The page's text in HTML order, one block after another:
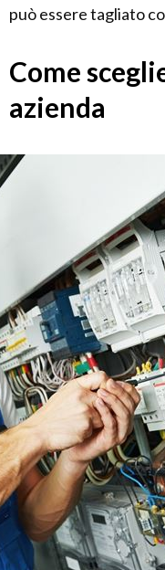
può essere tagliato
Come
azienda